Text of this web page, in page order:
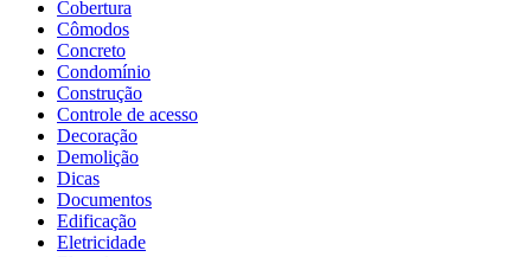
Cobertura
Cômodos
Concreto
Condomínio
Construção
Controle de acesso
Decoração
Demolição
Dicas
Documentos
Edificação
Eletricidade